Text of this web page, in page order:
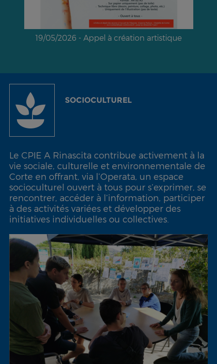
05/2026 - Appel à création artistique
SOCIOCULTUREL
Le CPIE A Rinascita contribue activement à la
vie sociale, culturelle et environnementale de
Corte en offrant, via l’Operata, un espace
socioculturel ouvert à tous pour s’exprimer, se
rencontrer, accéder à l’information, participer
à des activités variées et développer des
initiatives individuelles ou collectives.